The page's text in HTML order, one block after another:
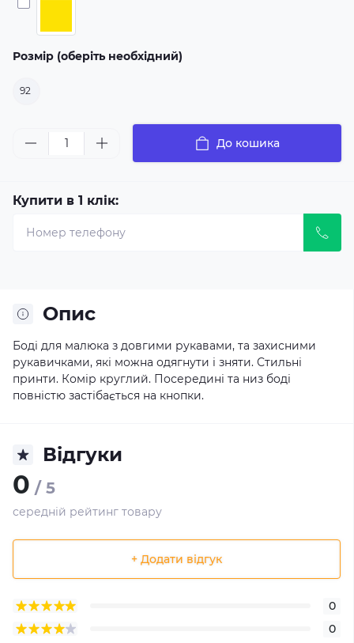
Розмір (оберіть необхідний)
92
До кошика
Купити в 1 клік:
Опис
Боді для малюка з довгими рукавами, та захисними
рукавичками, які можна одягнути і зняти. Стильні
принти. Комір круглий. Посередині та низ боді
повністю застібається на кнопки.
Відгуки
0 / 5
середній рейтинг товару
+ Додати відгук
0
0